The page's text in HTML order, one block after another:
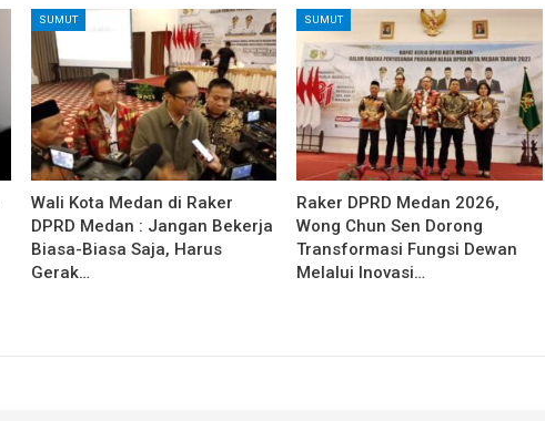
SUMUT
Wali Kota Medan di Raker
DPRD Medan : Jangan Bekerja
Biasa-Biasa Saja, Harus
Gerak…
SUMUT
Raker DPRD Medan 2026,
Wong Chun Sen Dorong
Transformasi Fungsi Dewan
Melalui Inovasi…